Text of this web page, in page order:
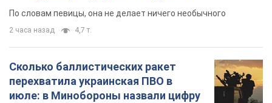
По словам певицы, она не делает ничего необычного
2 часа назад 4,7 т.
Сколько баллистических ракет
перехватила украинская ПВО в
июле: в Минобороны назвали цифру